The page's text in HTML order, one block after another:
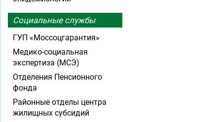
Социальные службы
ГУП «Моссоцгарантия»
Медико-социальная
экспертиза (МСЭ)
Отделения Пенсионного
фонда
Районные отделы центра
жилищных субсидий